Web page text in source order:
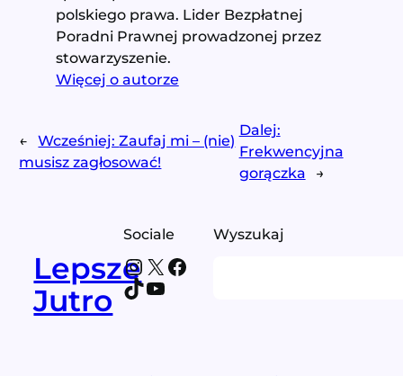
polskiego prawa. Lider Bezpłatnej
Poradni Prawnej prowadzonej przez
stowarzyszenie.
Więcej o autorze
← Wcześniej:Zaufaj mi – (nie)
musisz zagłosować!
Dalej:
Frekwencyjna
gorączka
→
Lepsze
Jutro
Sociale
Instagram
X Facebook
TikTok
YouTube
Wyszukaj